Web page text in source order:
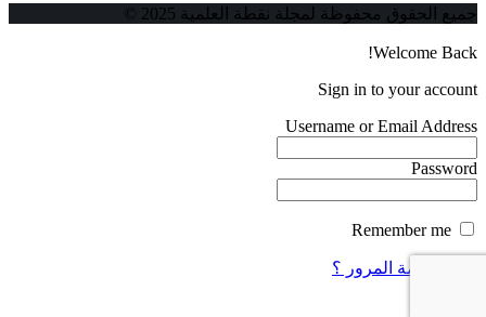
جميع الحقوق محفوظة لمجلة نقطة العلمية 2025 ©
Welcome Back!
Sign in to your account
Username or Email Address
Password
فقدت كلمة المرور ؟